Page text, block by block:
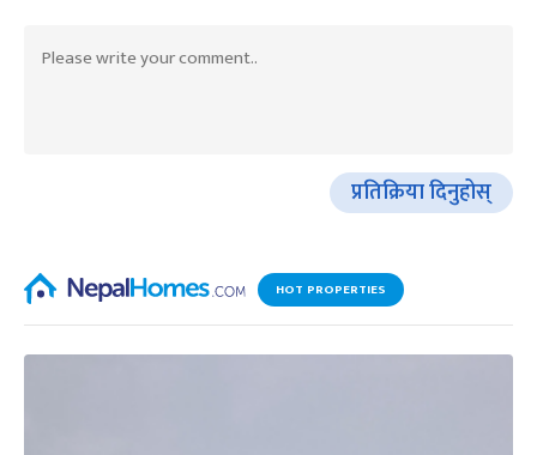
प्रतिक्रिया दिनुहोस्
HOT PROPERTIES